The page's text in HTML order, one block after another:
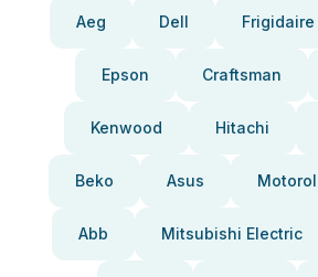
Aeg Dell Frigidaire
Epson Craftsman
Kenwood Hitachi
Beko Asus
Abb Mitsubishi Electric